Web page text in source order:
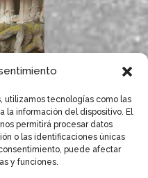
utilizamos tecnologías como las
la información del dispositivo. El
permitirá procesar datos
o las identificaciones únicas
puede afectar
y funciones.
enjoy